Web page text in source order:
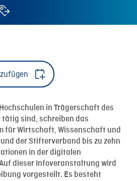
in Trägerschaft des
sind, schreiben das
für Wirtschaft, Wissenschaft und
der Stifterverband bis zu zehn
in der digitalen
dieser Infoveranstaltung wird
vorgestellt. Es besteht